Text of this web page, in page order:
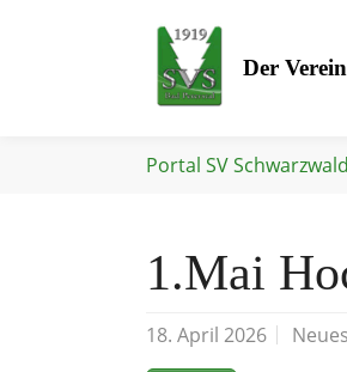
Der Verein
Portal SV Schwarzwald
1.Mai
18. April 2026